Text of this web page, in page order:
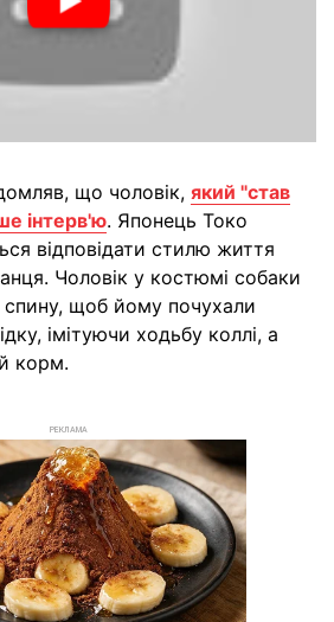
що чоловік, який "став
інтерв'ю. Японець Токо
відповідати стилю життя
Чоловік у костюмі собаки
спину, щоб йому почухали
імітуючи ходьбу коллі, а
корм.
РЕКЛАМА